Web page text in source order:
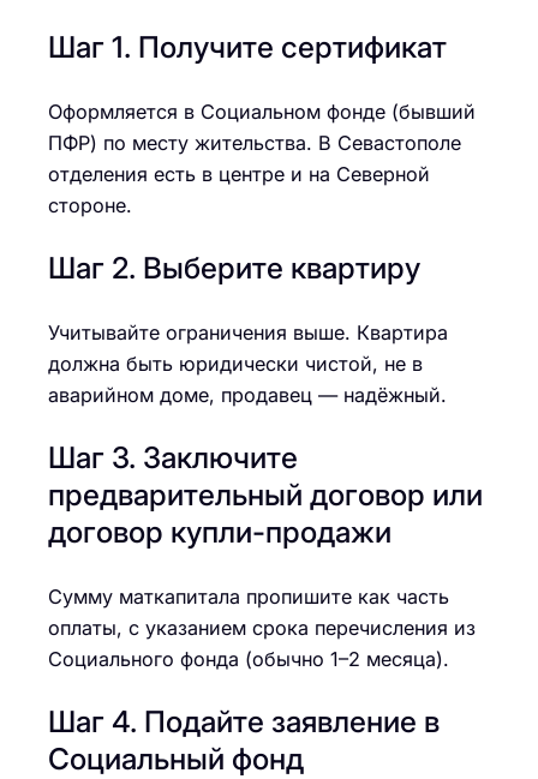
Шаг 1. Получите сертификат
Оформляется в Социальном фонде (бывший
ПФР) по месту жительства. В Севастополе
отделения есть в центре и на Северной
стороне.
Шаг 2. Выберите квартиру
Учитывайте ограничения выше. Квартира
должна быть юридически чистой, не в
аварийном доме, продавец — надёжный.
Шаг 3. Заключите
предварительный договор или
договор купли-продажи
Сумму маткапитала пропишите как часть
оплаты, с указанием срока перечисления из
Социального фонда (обычно 1–2 месяца).
Шаг 4. Подайте заявление в
Социальный фонд